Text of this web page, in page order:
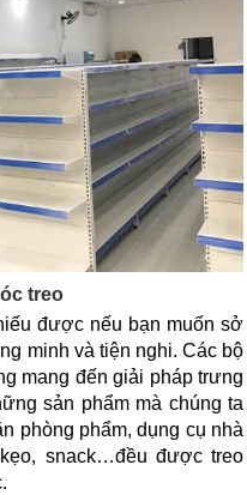
treo
được nếu bạn muốn sở
minh và tiện nghi. Các bộ
mang đến giải pháp trưng
sản phẩm mà chúng ta
phòng phẩm, dụng cụ nhà
snack…đều được treo